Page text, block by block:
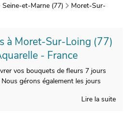
Seine-et-Marne (77)
Moret-Sur-
à Moret-Sur-Loing (77)
- France
vos bouquets de fleurs 7 jours
gérons également les jours
Lire la suite